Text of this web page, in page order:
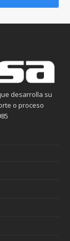
desarrolla su
o proceso